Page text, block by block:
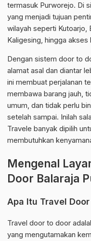
termasuk Purworejo. Di
yang menjadi tujuan
wilayah seperti Kutoarjo,
Kaligesing, hingga
Dengan sistem door to
alamat asal dan diantar
ini membuat perjalanan
membawa barang jauh,
umum, dan tidak perlu
setelah sampai. Inilah
Travele banyak dipilih
membutuhkan
Mengenal
Door Balaraja
Apa Itu Travel
Travel door to door
yang mengutamakan